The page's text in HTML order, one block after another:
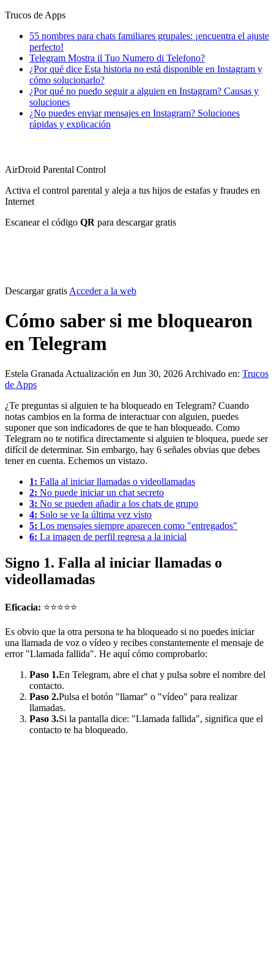
Trucos de Apps
55 nombres para chats familiares grupales: ¡encuentra el ajuste
perfecto!
Telegram Mostra il Tuo Numero di Telefono?
¿Por qué dice Esta historia no está disponible en Instagram y
cómo solucionarlo?
¿Por qué no puedo seguir a alguien en Instagram? Causas y
soluciones
¿No puedes enviar mensajes en Instagram? Soluciones
rápidas y explicación
AirDroid Parental Control
Activa el control parental y aleja a tus hijos de estafas y fraudes en
Internet
Escanear el código QR para descargar gratis
Descargar gratis Acceder a la web
Cómo saber si me bloquearon
en Telegram
Estela Granada Actualización en Jun 30, 2026 Archivado en: Trucos
de Apps
¿Te preguntas si alguien te ha bloqueado en Telegram? Cuando
notas cambios en la forma de interactuar con alguien, puedes
suponer que son indicadores de que te han bloqueado. Como
Telegram no te notifica directamente si alguien te bloquea, puede ser
difícil de determinar. Sin embargo, hay 6 señales obvias que debes
tener en cuenta. Echemos un vistazo.
1: Falla al iniciar llamadas o videollamadas
2: No puede iniciar un chat secreto
3: No se pueden añadir a los chats de grupo
4: Solo se ve la última vez visto
5: Los mensajes siempre aparecen como "entregados"
6: La imagen de perfil regresa a la inicial
Signo 1. Falla al iniciar llamadas o
videollamadas
Eficacia: ⭐⭐⭐⭐⭐
Es obvio que la otra persona te ha bloqueado si no puedes iniciar
una llamada de voz o vídeo y recibes constantemente el mensaje de
error "Llamada fallida". He aquí cómo comprobarlo:
Paso 1.En Telegram, abre el chat y pulsa sobre el nombre del
contacto.
Paso 2.Pulsa el botón "llamar" o "vídeo" para realizar
llamadas.
Paso 3.Si la pantalla dice: "Llamada fallida", significa que el
contacto te ha bloqueado.